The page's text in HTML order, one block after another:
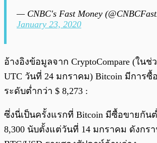
— CNBC's Fast Money
January 23, 2020
อ้างอิงข้อมูลจาก CryptoCompare (ใน
UTC วันที่ 24 มกราคม) Bitcoin มีการ
ระดับต่ำกว่า $ 8,273 :
ซึ่งนี่เป็นครั้งแรกที่ Bitcoin มีซื้อขายกัน
8,300 นับตั้งแต่วันที่ 14 มกราคม ดังกร